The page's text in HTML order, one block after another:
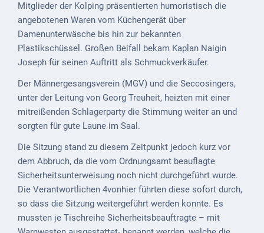
Schwesternhaus
1906
Bürgerhospital
Deidesheim
Akten
ab
1793
Regionalbahn
1907
Teilung
Gemarkungen
ab
1816
Mitglieder der Kolping präsentierten humoristisch die
angebotenen Waren vom Küchengerät über
Damenunterwäsche bis hin zur bekannten
Plastikschüssel. Großen Beifall bekam Kaplan Naigin
Joseph für seinen Auftritt als Schmuckverkäufer.
Der Männergesangsverein (MGV) und die Seccosingers,
unter der Leitung von Georg Treuheit, heizten mit einer
mitreißenden Schlagerparty die Stimmung weiter an und
sorgten für gute Laune im Saal.
Die Sitzung stand zu diesem Zeitpunkt jedoch kurz vor
dem Abbruch, da die vom Ordnungsamt beauflagte
Sicherheitsunterweisung noch nicht durchgeführt wurde.
Die Verantwortlichen 4vonhier führten diese sofort durch,
so dass die Sitzung weitergeführt werden konnte. Es
mussten je Tischreihe Sicherheitsbeauftragte – mit